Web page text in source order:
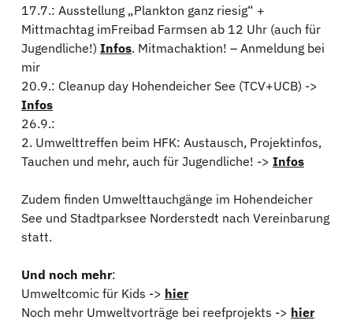
17.7.: Ausstellung „Plankton ganz riesig“ +
Mittmachtag imFreibad Farmsen ab 12 Uhr (auch für
Jugendliche!) Infos. Mitmachaktion! – Anmeldung bei
mir
20.9.: Cleanup day Hohendeicher See (TCV+UCB) ->
Infos
26.9.:
2. Umwelttreffen beim HFK: Austausch, Projektinfos,
Tauchen und mehr, auch für Jugendliche! -> Infos
Zudem finden Umwelttauchgänge im Hohendeicher
See und Stadtparksee Norderstedt nach Vereinbarung
statt.
Und noch mehr:
Umweltcomic für Kids -> hier
Noch mehr Umweltvorträge bei reefprojekts -> hier